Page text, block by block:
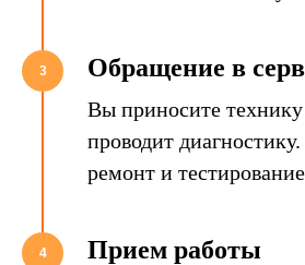
3 Обращение в
Вы приносите
проводит
ремонт и
4 Прием работы